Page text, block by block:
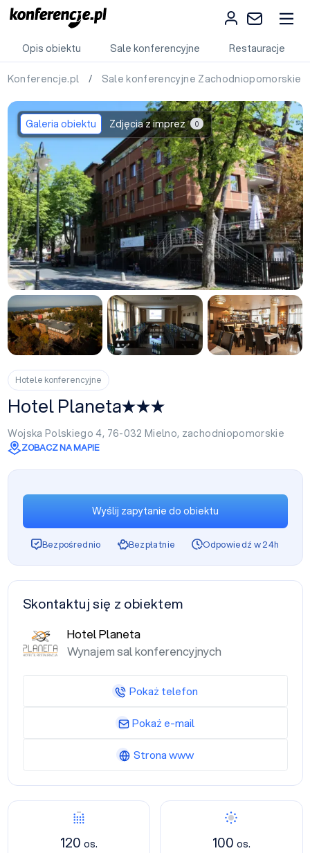
Opis obiektu Sale konferencyjne Restauracje
Konferencje.pl / Sale konferencyjne Zachodniopomorskie
Galeria obiektu Zdjęcia z imprez 0
Hotele konferencyjne
Hotel Planeta
Wojska Polskiego 4, 76-032 Mielno, zachodniopomorskie
ZOBACZ NA MAPIE
Konferencja
120 os.
Bankiet
100 os.
Wyślij zapytanie do obiektu
Bezpośrednio Bezpłatnie Odpowiedź w 24h
Skontaktuj się z obiektem
Hotel Planeta
Wynajem sal konferencyjnych
Pokaż telefon
Pokaż e-mail
Strona www